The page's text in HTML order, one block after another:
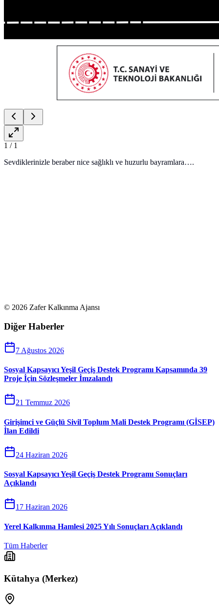
1 / 1
Sevdiklerinizle beraber nice sağlıklı ve huzurlu bayramlara….
© 2026 Zafer Kalkınma Ajansı
Diğer Haberler
7 Ağustos 2026
Sosyal Kapsayıcı Yeşil Geçiş Destek Programı Kapsamında 39
Proje İçin Sözleşmeler İmzalandı
21 Temmuz 2026
Girişimci ve Güçlü Sivil Toplum Mali Destek Programı (GİSEP)
İlan Edildi
24 Haziran 2026
Sosyal Kapsayıcı Yeşil Geçiş Destek Programı Sonuçları
Açıklandı
17 Haziran 2026
Yerel Kalkınma Hamlesi 2025 Yılı Sonuçları Açıklandı
Tüm Haberler
Kütahya (Merkez)